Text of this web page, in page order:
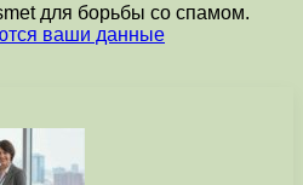
для борьбы со спамом.
ваши данные